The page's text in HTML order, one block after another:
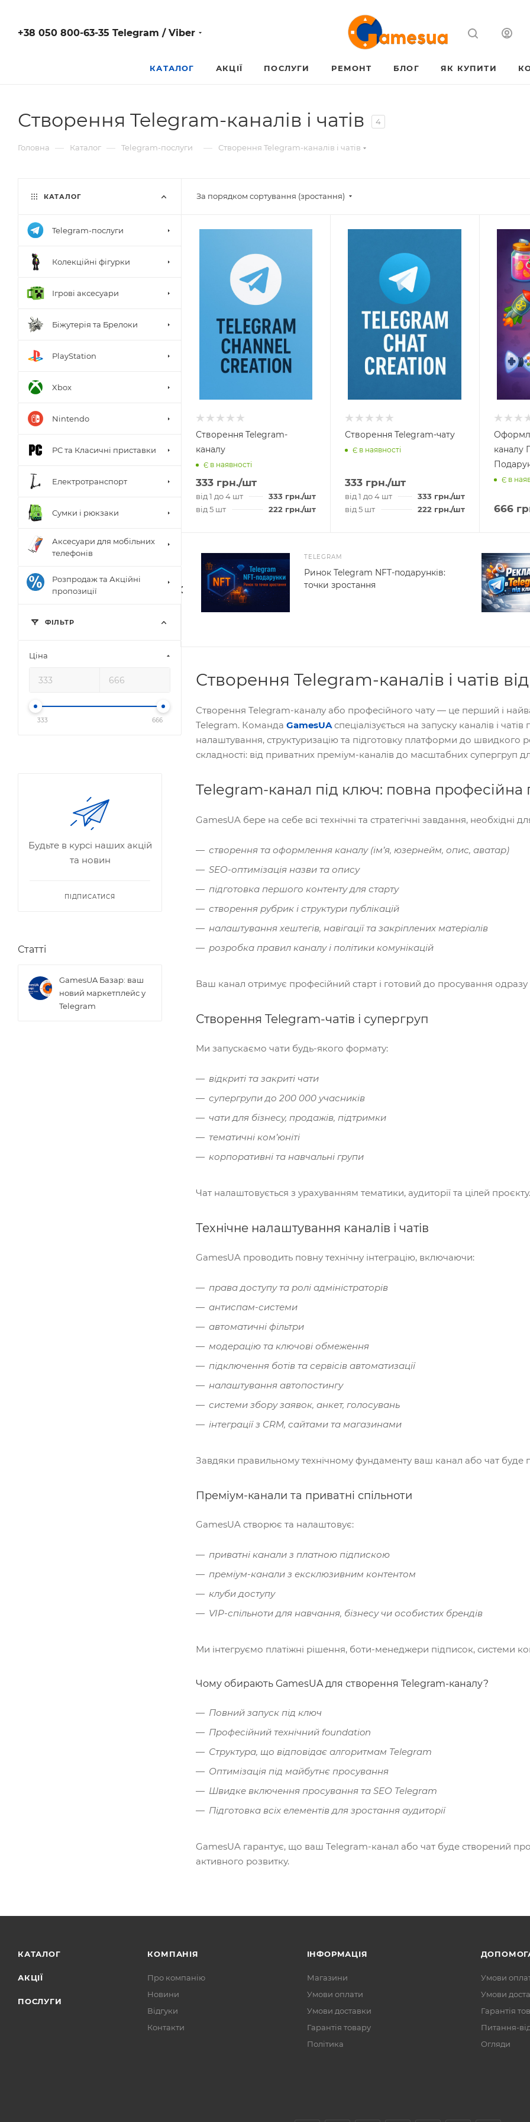
+38 050 800-63-35 Telegram / Viber
КАТАЛОГ АКЦІЇ ПОСЛУГИ РЕМОНТ БЛОГ ЯК КУПИТИ
Створення Telegram-каналів і чатів 4
Головна — Каталог — Telegram-послуги — Створення Telegram-каналів і чатів
За порядком сортування (зростання)
Створення Telegram-
каналу
Є в наявності
333 грн./шт
від 1 до 4 шт 333грн./шт
від 5 шт
222грн./шт
Створення Telegram-чату
Є в наявності
333грн./шт
від 1 до 4 шт 333грн./шт
від 5 шт
222грн./шт
каналу
Є в
666
TELEGRAM
Ринок Telegram NFT-подарунків:
точки зростання
Створення Telegram-каналів і чатів
Створення Telegram-каналу або професійного чату — це перший і
Telegram. Команда GamesUAспеціалізується на запуску каналів і
налаштування, структуризацію та підготовку платформи до швидкого
складності: від приватних преміум-каналів до масштабних супергруп
Telegram-канал під ключ: повна професійна
GamesUA бере на себе всі технічні та стратегічні завдання, необхідні
створення та оформлення каналу (ім’я, юзернейм, опис, аватар)
SEO-оптимізація назви та опису
підготовка першого контенту для старту
створення рубрик і структури публікацій
налаштування хештегів, навігації та закріплених матеріалів
розробка правил каналу і політики комунікацій
Ваш канал отримує професійний старт і готовий до просування одразу
Створення Telegram-чатів і супергруп
Ми запускаємо чати будь-якого формату:
відкриті та закриті чати
супергрупи до 200 000 учасників
чати для бізнесу, продажів, підтримки
тематичні ком’юніті
корпоративні та навчальні групи
Чат налаштовується з урахуванням тематики, аудиторії та цілей проєкту.
Технічне налаштування каналів і чатів
GamesUA проводить повну технічну інтеграцію, включаючи:
права доступу та ролі адміністраторів
антиспам-системи
автоматичні фільтри
модерацію та ключові обмеження
підключення ботів та сервісів автоматизації
налаштування автопостингу
системи збору заявок, анкет, голосувань
інтеграції з CRM, сайтами та магазинами
Завдяки правильному технічному фундаменту ваш канал або чат буде
Преміум-канали та приватні спільноти
GamesUA створює та налаштовує:
приватні канали з платною підпискою
преміум-канали з ексклюзивним контентом
клуби доступу
VIP-спільноти для навчання, бізнесу чи особистих брендів
Ми інтегруємо платіжні рішення, боти-менеджери підписок, системи
Чому обирають GamesUA для створення Telegram-каналу?
Повний запуск під ключ
Професійний технічний foundation
Структура, що відповідає алгоритмам Telegram
Оптимізація під майбутнє просування
Швидке включення просування та SEO Telegram
Підготовка всіх елементів для зростання аудиторії
GamesUA гарантує, що ваш Telegram-канал або чат буде створений
активного розвитку.
КАТАЛОГ
Telegram-послуги
Колекційні фігурки
Ігрові аксесуари
Біжутерія та Брелоки
PlayStation
Xbox
Nintendo
PC та Класичні приставки
Електротранспорт
Сумки і рюкзаки
Аксесуари для мобільних
телефонів
Розпродаж та Акційні
пропозиції
ФIЛЬТР
Цiна
333 666
Будьте в курсі наших акцій
та новин
ПІДПИСАТИСЯ
Статті
GamesUA Базар: ваш
новий маркетплейс у
Telegram
КАТАЛОГ
АКЦІЇ
ПОСЛУГИ
КОМПАНІЯ
Про компанію
Новини
Відгуки
Контакти
ІНФОРМАЦІЯ
Магазини
Умови оплати
Умови доставки
Гарантія товару
Політика
Умови
Умови
Гарантія
Питання-
Огляди